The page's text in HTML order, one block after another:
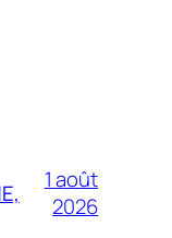
1 août
2026